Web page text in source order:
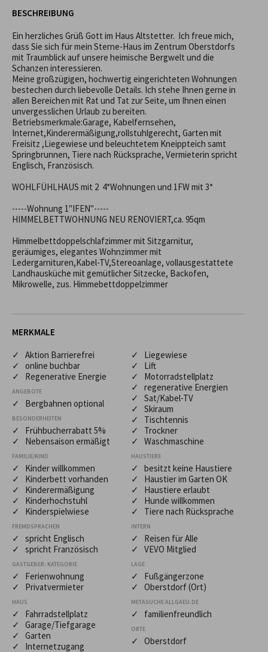
BESCHREIBUNG
Ein herzliches Grüß Gott im Haus Altstetter.  Ich freue mich,
dass Sie sich für mein Sterne-Haus im Zentrum Oberstdorfs
mit Traumblick auf unsere heimische Bergwelt und die
Schanzen interessieren.
Meine großzügigen, hochwertig eingerichteten Wohnungen
bestechen durch liebevolle Details. Ich stehe Ihnen gerne in
allen Bereichen mit Rat und Tat zur Seite, um Ihnen einen
unvergesslichen Urlaub zu bereiten.
Betriebsmerkmale:Garage, Kabelfernsehen,
Internet,Kinderermäßigung,rollstuhlgerecht, Garten mit
Freisitz ,Liegewiese und beleuchtetem Kneippteich samt
Springbrunnen, Tiere nach Rücksprache, Vermieterin spricht
Englisch, Französisch.
WOHLFÜHLHAUS mit 2  4*Wohnungen und 1FW mit 3*
-----Wohnung 1"IFEN"-----
HIMMELBETTWOHNUNG NEU RENOVIERT,ca. 95qm
Himmelbettdoppelschlafzimmer mit Sitzgarnitur,
geräumiges, elegantes Wohnzimmer mit
Ledergarnituren,Kabel-TV,Stereoanlage, vollausgestattete
Landhausküche mit gemütlicher Sitzecke, Backofen,
Mikrowelle, zus. Himmebettdoppelzimmer
MERKMALE
✓ Aktion Barrierefrei
✓ online buchbar
✓ Regenerative Energie
ANGEBOTE
✓ Bergbahnen optional
BESONDERHEITEN
✓ Frühbucherrabatt 5%
✓ Nebensaison ermäßigt
FAMILIE/KIND
✓ Kinder willkommen
✓ Kinderbett vorhanden
✓ Kinderermäßigung
✓ Kinderhochstuhl
✓ Kinderspielwiese
FREMDSPRACHEN
✓ spricht Englisch
✓ spricht Französisch
GASTGEBER: KATEGORIE
✓ Ferienwohnung
✓ Privatvermieter
HAUS
✓ Fahrradstellplatz
✓ Garage/Tiefgarage
✓ Garten
✓ Internetzugang
✓ Liegewiese
✓ Lift
✓ Motorradstellplatz
✓ regenerative Energien
✓ Sat/Kabel-TV
✓ Skiraum
✓ Tischtennis
✓ Trockner
✓ Waschmaschine
HAUSTIERE
✓ besitzt keine Haustiere
✓ Haustier im Garten OK
✓ Haustiere erlaubt
✓ Hunde willkommen
✓ Tiere nach Rücksprache
INTERN
✓ Reisen für Alle
✓ VEVO Mitglied
LAGE
✓ Fußgängerzone
✓ Oberstdorf (Ort)
METASUCHE ALLGAEU.DE
✓ familienfreundlich
ORTE
✓ Oberstdorf